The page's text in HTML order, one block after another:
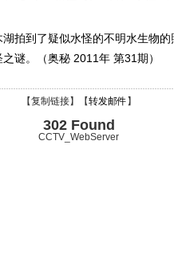
拍到了疑似水怪的不明水生物
谜。（奥秘 2011年 第31期）
【复制链接】【转发邮件 】
302 Found
CCTV_WebServer